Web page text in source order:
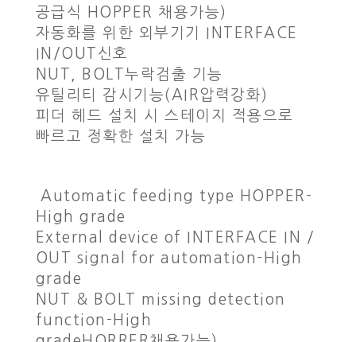
공급식 HOPPER 채용가능)
자동화를 위한 외부기기 INTERFACE
IN/OUT신호
NUT, BOLT누락검출 기능
유틸리티 감시기능(AIR압력강화)
피더 헤드 설치 시 스테이지 적용으로
빠르고 정확한 설치 가능
Automatic feeding type HOPPER-
High grade
External device of INTERFACE IN /
OUT signal for automation-High
grade
NUT & BOLT missing detection
function-High